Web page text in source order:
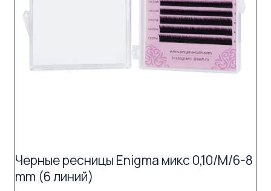
Черные ресницы Enigma микс 0,10/M/6-8
mm (6 линий)